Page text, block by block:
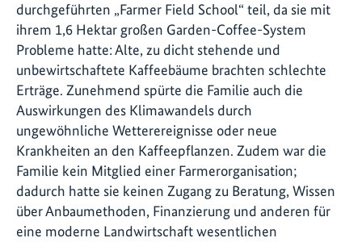
durchgeführten „Farmer Field School“ teil, da sie mit
ihrem 1,6 Hektar großen Garden-Coffee-System
Probleme hatte: Alte, zu dicht stehende und
unbewirtschaftete Kaffeebäume brachten schlechte
Erträge. Zunehmend spürte die Familie auch die
Auswirkungen des Klimawandels durch
ungewöhnliche Wetterereignisse oder neue
Krankheiten an den Kaffeepflanzen. Zudem war die
Familie kein Mitglied einer Farmerorganisation;
dadurch hatte sie keinen Zugang zu Beratung, Wissen
über Anbaumethoden, Finanzierung und anderen für
eine moderne Landwirtschaft wesentlichen